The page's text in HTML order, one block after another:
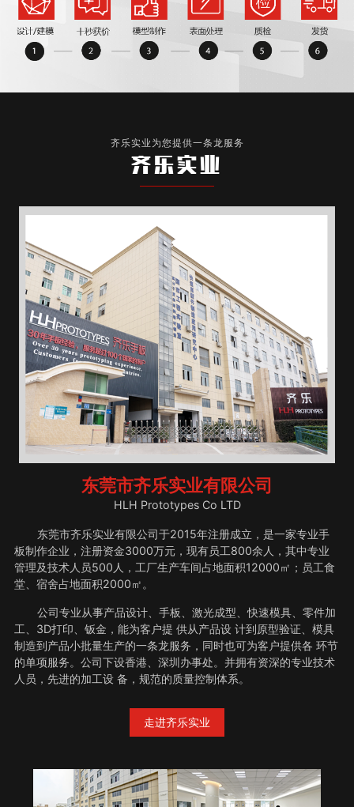
齐乐实业为您提供一条龙服务
齐乐实业
东莞市齐乐实业有限公司
HLH Prototypes Co LTD
东莞市齐乐实业有限公司于2015年注册成立，是一家专业手
板制作企业，注册资金3000万元，现有员工800余人，其中专业
管理及技术人员500人，工厂生产车间占地面积12000㎡；员工食
堂、宿舍占地面积2000㎡。
公司专业从事产品设计、手板、激光成型、快速模具、零件加
工、3D打印、钣金，能为客户提 供从产品设 计到原型验证、模具
制造到产品小批量生产的一条龙服务，同时也可为客户提供各 环节
的单项服务。公司下设香港、深圳办事处。并拥有资深的专业技术
人员，先进的加工设 备，规范的质量控制体系。
走进齐乐实业